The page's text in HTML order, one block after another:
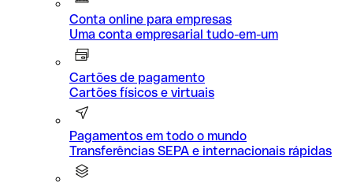
Conta online para empresas
Uma conta empresarial tudo-em-um
Cartões de pagamento
Cartões físicos e virtuais
Pagamentos em todo o mundo
Transferências SEPA e internacionais rápidas